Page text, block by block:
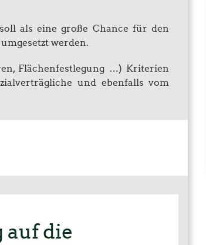
als eine große Chance für den
werden.
Flächenfestlegung …) Kriterien
und ebenfalls vom
die